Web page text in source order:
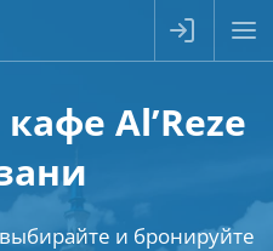
Al’Reze
и бронируйте